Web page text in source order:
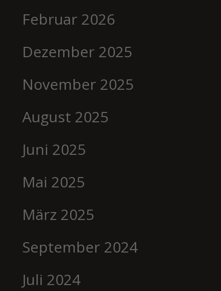
Februar 2026
Dezember 2025
November 2025
August 2025
Juni 2025
Mai 2025
März 2025
September 2024
Juli 2024